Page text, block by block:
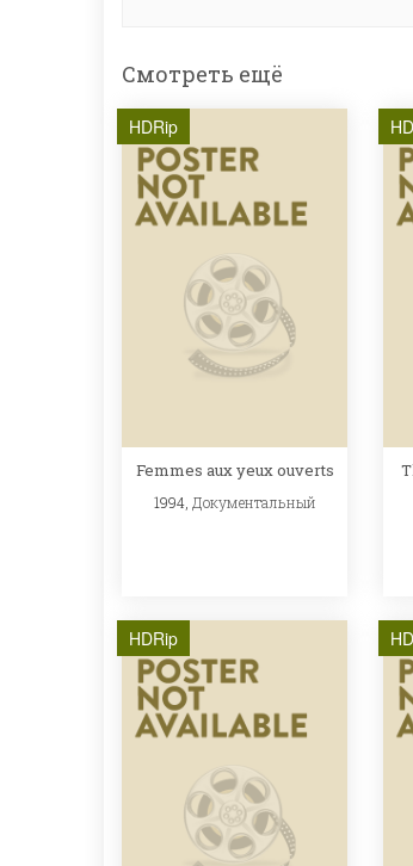
Смотреть ещё
HDRip
Femmes aux yeux ouverts
1994, Документальный
HDRip